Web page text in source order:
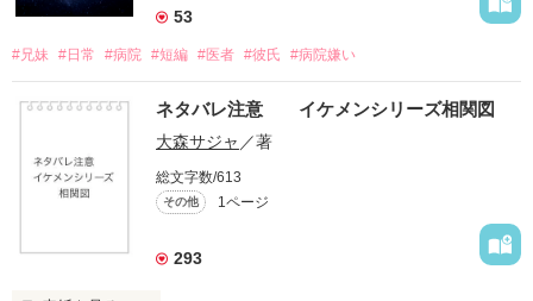
53
#兄妹 #日常 #病院 #短編 #医者 #彼氏 #病院嫌い
ネタバレ注意 イケメンシリーズ相関図
大森サジャ ／著
総文字数/613
その他 1ページ
293